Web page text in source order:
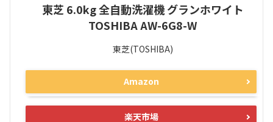
東芝 6.0kg 全自動洗濯機 グランホワイト
TOSHIBA AW-6G8-W
東芝(TOSHIBA)
Amazon
楽天市場